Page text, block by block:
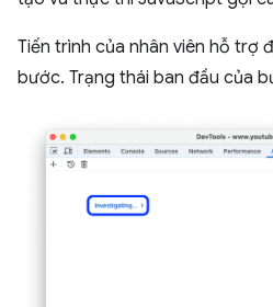
Tiến trình của nhân viên hỗ trợ
bước. Trạng thái ban đầu của